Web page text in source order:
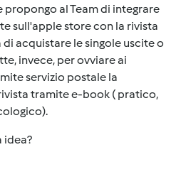
propongo al Team di integrare
sull'apple store con la rivista
acquistare le singole uscite o
invece, per ovviare ai
servizio postale la
tramite e-book ( pratico,
idea?